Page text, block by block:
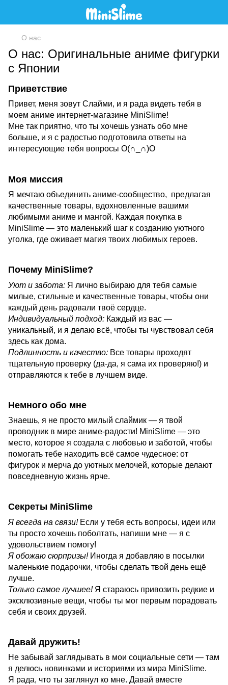
О нас
О нас: Оригинальные аниме фигурки
с Японии
Приветствие
Привет, меня зовут Слайми, и я рада видеть тебя в
моем аниме интернет-магазине MiniSlime!
Мне так приятно, что ты хочешь узнать обо мне
больше, и я с радостью подготовила ответы на
интересующие тебя вопросы O(∩_∩)O
Моя миссия
Я мечтаю объединить аниме-сообщество, предлагая
качественные товары, вдохновленные вашими
любимыми аниме и мангой. Каждая покупка в
MiniSlime — это маленький шаг к созданию уютного
уголка, где оживает магия твоих любимых героев.
Почему MiniSlime?
Уют и забота: Я лично выбираю для тебя самые
милые, стильные и качественные товары, чтобы они
каждый день радовали твоё сердце.
Индивидуальный подход: Каждый из вас —
уникальный, и я делаю всё, чтобы ты чувствовал себя
здесь как дома.
Подлинность и качество: Все товары проходят
тщательную проверку (да-да, я сама их проверяю!) и
отправляются к тебе в лучшем виде.
Немного обо мне
Знаешь, я не просто милый слаймик — я твой
проводник в мире аниме-радости! MiniSlime — это
место, которое я создала с любовью и заботой, чтобы
помогать тебе находить всё самое чудесное: от
фигурок и мерча до уютных мелочей, которые делают
повседневную жизнь ярче.
Секреты MiniSlime
Я всегда на связи!Если у тебя есть вопросы, идеи или
ты просто хочешь поболтать, напиши мне — я с
удовольствием помогу!
Я обожаю сюрпризы!Иногда я добавляю в посылки
маленькие подарочки, чтобы сделать твой день ещё
лучше.
Только самое лучшее!Я стараюсь привозить редкие и
эксклюзивные вещи, чтобы ты мог первым порадовать
себя и своих друзей.
Давай дружить!
Не забывай заглядывать в мои социальные сети — там
я делюсь новинками и историями из мира MiniSlime.
Я рада, что ты заглянул ко мне. Давай вместе